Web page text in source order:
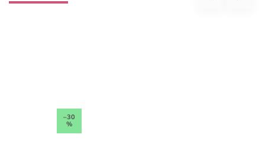
–30
%